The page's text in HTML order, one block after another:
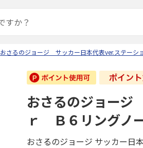
おさるのジョージ サッカー日本代表ver.ステーシ
おさるのジョー
ｒ Ｂ６リングノ
おさるのジョージ サッカー日